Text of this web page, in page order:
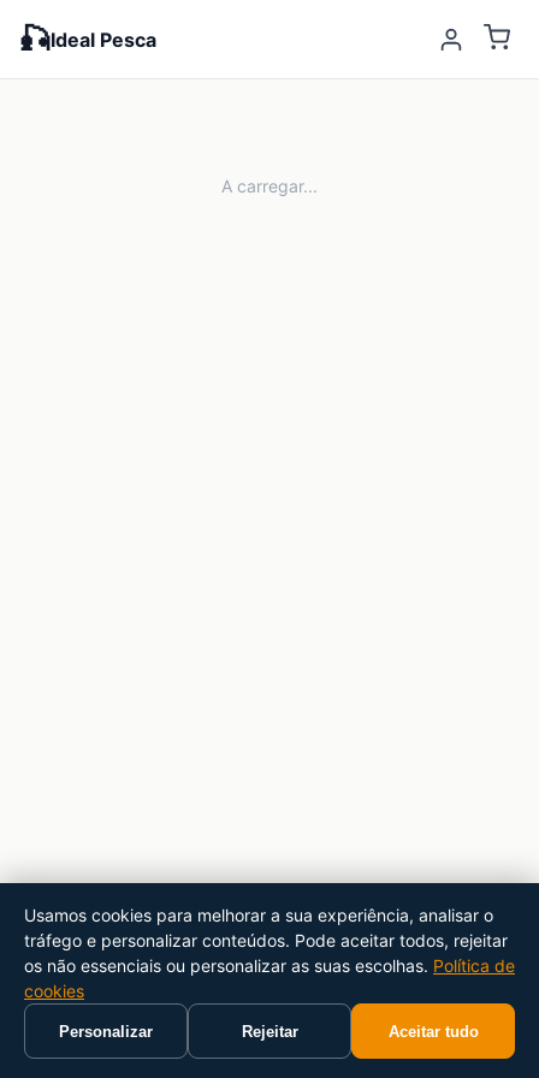
🎣Ideal Pesca
A carregar...
Usamos cookies para melhorar a sua experiência, analisar o
tráfego e personalizar conteúdos. Pode aceitar todos, rejeitar
os não essenciais ou personalizar as suas escolhas. Política de
cookies
Personalizar Rejeitar Aceitar tudo